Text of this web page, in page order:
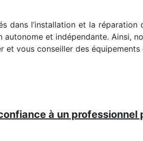
dans l’installation et la
et indépendante. Ainsi,
et vous conseiller des
à un